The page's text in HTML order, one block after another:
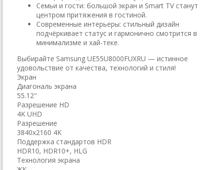
Семьи и гости: большой экран и Smart TV станут
центром притяжения в гостиной.
Современные интерьеры: стильный дизайн
подчёркивает статус и гармонично смотрится в
минимализме и хай-теке.
Выбирайте Samsung UE55U8000FUXRU — истинное
удовольствие от качества, технологий и стиля!
Экран
Диагональ экрана
55.12"
Разрешение HD
4K UHD
Разрешение
3840x2160 4K
Поддержка стандартов HDR
HDR10, HDR10+, HLG
Технология экрана